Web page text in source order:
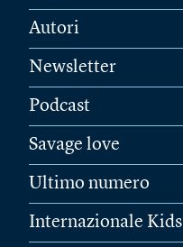
Autori
Newsletter
Podcast
Savage love
Ultimo numero
Internazionale Kids